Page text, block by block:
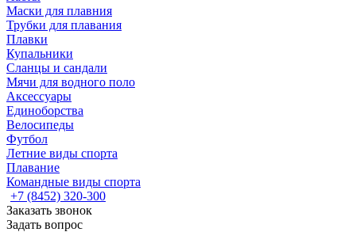
Маски для плавния
Трубки для плавания
Плавки
Купальники
Сланцы и сандали
Мячи для водного поло
Аксессуары
Единоборства
Велосипеды
Футбол
Летние виды спорта
Плавание
Командные виды спорта
+7 (8452) 320-300
Заказать звонок
Задать вопрос